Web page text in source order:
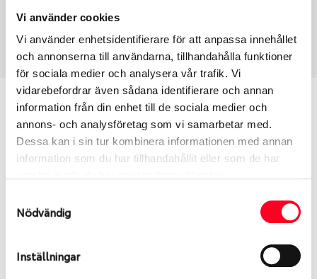
Vi använder cookies
Vi använder enhetsidentifierare för att anpassa innehållet
och annonserna till användarna, tillhandahålla funktioner
för sociala medier och analysera vår trafik. Vi
vidarebefordrar även sådana identifierare och annan
information från din enhet till de sociala medier och
annons- och analysföretag som vi samarbetar med.
Dessa kan i sin tur kombinera informationen med annan
information som du har tillhandahållit eller som de har
Nödvändig
Inställningar
2177
Passar detta däck min bil?
Ange registreringsnummer för att se om det däck
du valt passar din bilmodell. Om du köper däck som
dimensioner. Ibland kan fälgen ha bytts ut under
årens lopp och inte vara samma dimension som